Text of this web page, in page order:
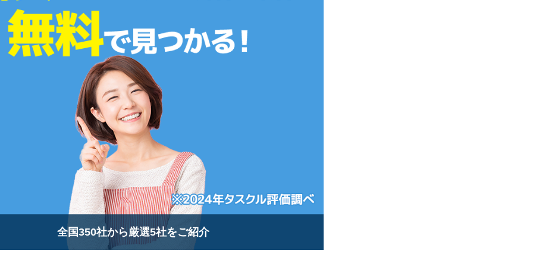
全国350社から厳選5社をご紹介